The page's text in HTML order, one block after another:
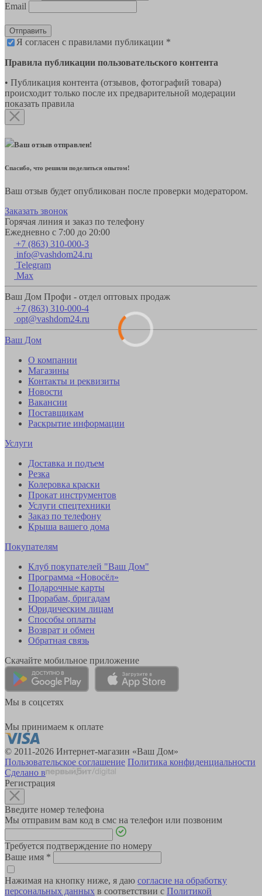
Email
Отправить
Я согласен с правилами публикации *
Правила публикации пользовательского контента
• Публикация контента (отзывов, фотографий товара)
происходит только после их предварительной модерации
показать правила
Ваш отзыв отправлен!
Спасибо, что решили поделиться опытом!
Ваш отзыв будет опубликован после проверки модератором.
Заказать звонок
Горячая линия и заказ по телефону
Ежедневно с 7:00 до 20:00
+7 (863) 310-000-3
info@vashdom24.ru
Telegram
Max
Ваш Дом Профи - отдел оптовых продаж
+7 (863) 310-000-4
opt@vashdom24.ru
Ваш Дом
О компании
Магазины
Контакты и реквизиты
Новости
Вакансии
Поставщикам
Раскрытие информации
Услуги
Доставка и подъем
Резка
Колеровка краски
Прокат инструментов
Услуги спецтехники
Заказ по телефону
Крыша вашего дома
Покупателям
Клуб покупателей "Ваш Дом"
Программа «Новосёл»
Подарочные карты
Прорабам, бригадам
Юридическим лицам
Способы оплаты
Возврат и обмен
Обратная связь
Скачайте мобильное приложение
Мы в соцсетях
Мы принимаем к оплате
© 2011-2026 Интернет-магазин «Ваш Дом»
Пользовательское соглашение Политика конфиденциальности
Сделано в
Регистрация
Введите номер телефона
Мы отправим вам код в смс на телефон или позвоним
Требуется подтверждение по номеру
Ваше имя *
Нажимая на кнопку ниже, я даю согласие на обработку
персональных данных в соответствии с Политикой